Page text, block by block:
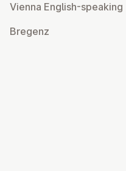
Vienna English-speaking
Bregenz